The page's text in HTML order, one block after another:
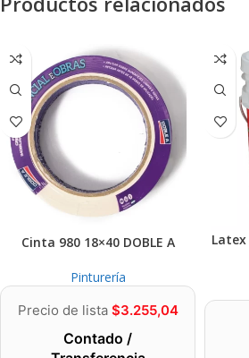
Cinta 980 18×40 DOBLE A
Pinturería
Precio de lista $3.255,04
Contado /